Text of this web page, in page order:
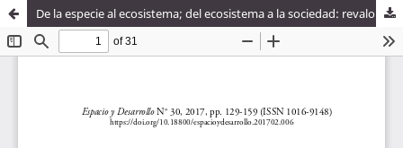
De la especie al ecosistema; del ecosistema a la sociedad: revalorizando el algarrobo (ProsoPis Pallida) y el reto de su conservación en Lambayeque y en la costa norte del Perú